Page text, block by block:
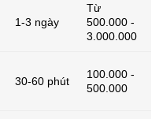
1-3 ngày
Từ
500.000 -
3.000.000
30-60 phút
100.000 -
500.000